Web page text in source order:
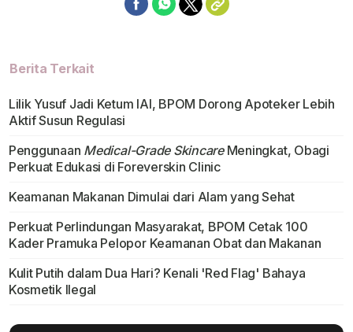
Berita Terkait
Lilik Yusuf Jadi Ketum IAI, BPOM Dorong Apoteker Lebih
Aktif Susun Regulasi
Penggunaan Medical-Grade SkincareMeningkat, Obagi
Perkuat Edukasi di Foreverskin Clinic
Keamanan Makanan Dimulai dari Alam yang Sehat
Perkuat Perlindungan Masyarakat, BPOM Cetak 100
Kader Pramuka Pelopor Keamanan Obat dan Makanan
Kulit Putih dalam Dua Hari? Kenali 'Red Flag' Bahaya
Kosmetik Ilegal